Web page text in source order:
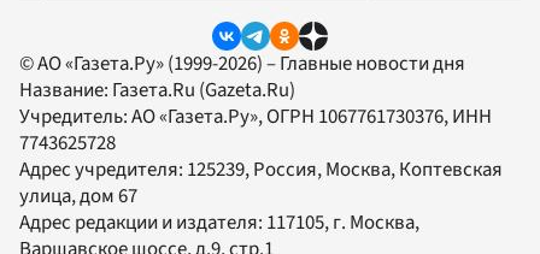
© АО «Газета.Ру» (1999-2026) – Главные новости дня
Название: Газета.Ru (Gazeta.Ru)
Учредитель:АО «Газета.Ру», ОГРН 1067761730376, ИНН
7743625728
Адрес учредителя: 125239, Россия, Москва, Коптевская
улица, дом 67
Адрес редакции и издателя: 117105, г. Москва,